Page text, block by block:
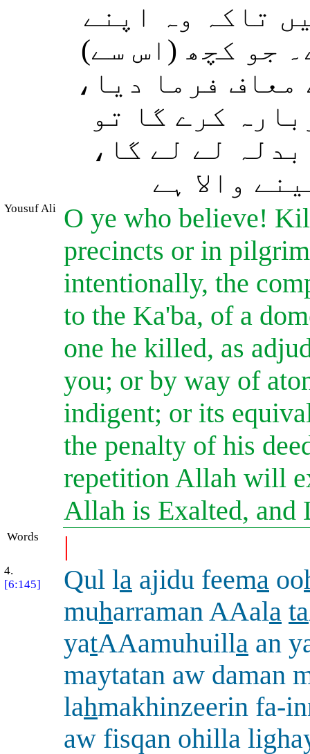
تاکہ وہ اپنے
جو کچھ (اس سے)
فرما دیا،
کرے گا تو
لے لے گا،
والا ہے
Yousuf Ali
O ye who believe!
precincts or in
intentionally, the
to the Ka'ba, of a
one he killed, as
you; or by way of
indigent; or its
the penalty of his
repetition Allah will
Allah is Exalted,
Words |
4.
[6:145]
Qul la ajidu feema oo
muharraman AAala ta
yatAAamuhuilla an
maytatan aw daman
lahmakhinzeerin fa-
aw fisqan ohilla